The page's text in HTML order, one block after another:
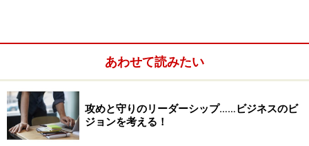
役”と言っています。その結果として、澤穂希選手は“今
までの監督で一番選手に近いところで話してくれる監
督”と評しています。
風通しが良く、自由闊達に話し合える組織は活性化しま
あわせて読みたい
攻めと守りのリーダーシップ……ビジネスのビ
ジョンを考える！